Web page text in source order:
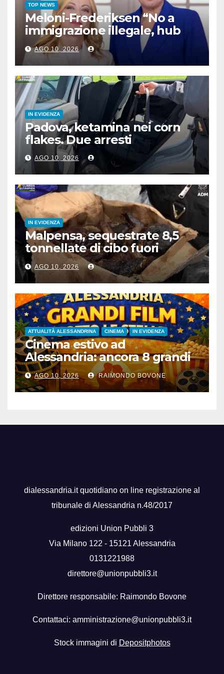
TOP NEWS
Meloni-Frederiksen “No a
immigrazione illegale, hub
rimpatrio in Paesi terzi”
AGO 10, 2026
IN EVIDENZA
Padova, ketamina nei corn
flakes. Due arresti
AGO 10, 2026
IN EVIDENZA
Malpensa, sequestrate 8,5
tonnellate di cibo fuori
norma nel primo semestre
AGO 10, 2026
ATTUALITÀ ALESSANDRINA CINEMA IN EVIDENZA
Cinema estivo ad
Alessandria: ancora 8 grandi
film gratis all’aperto, fino al
28 agosto
AGO 10, 2026 RAIMONDO BOVONE
dialessandria.it quotidiano on line registrazione al
tribunale di Alessandria n.48/2017
edizioni Union Pubbli 3
Via Milano 122 - 15121 Alessandria
0131221988
direttore@unionpubbli3.it
Direttore responsabile: Raimondo Bovone
Contattaci: amministrazione@unionpubbli3.it
Stock immagini di Depositphotos